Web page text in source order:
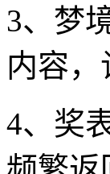
3、梦
内容
4、奖